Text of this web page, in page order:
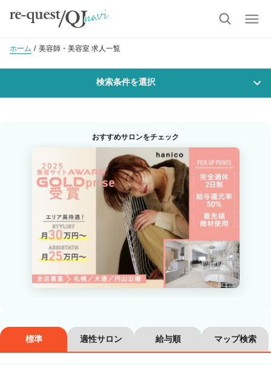
ホーム 美容師・美容室 求人一覧
検索条件を選択
沿線・駅を選択 市区町村を選択
職種・技能ランク
美容師アシスタント
ネイリスト エステティシャン
おすすめサロンをチェック
標準 適性サロン 給与順 マップ検索